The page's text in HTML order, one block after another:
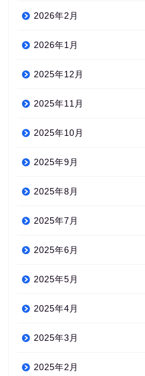
2026年2月
2026年1月
2025年12月
2025年11月
2025年10月
2025年9月
2025年8月
2025年7月
2025年6月
2025年5月
2025年4月
2025年3月
2025年2月